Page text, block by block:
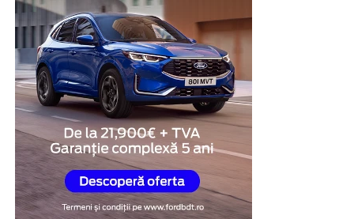
Această structură transformă vestiarul într-o soluție
practică pentru spațiile în care eficiența și utilizarea
optimă a mobilierului sunt prioritare.
Mai mult spațiu disponibil
În multe clădiri administrative sau industriale,
încăperile destinate echipării personalului nu
beneficiază de suprafețe generoase. În aceste situații,
fiecare metru pătrat trebuie utilizat cât mai eficient.